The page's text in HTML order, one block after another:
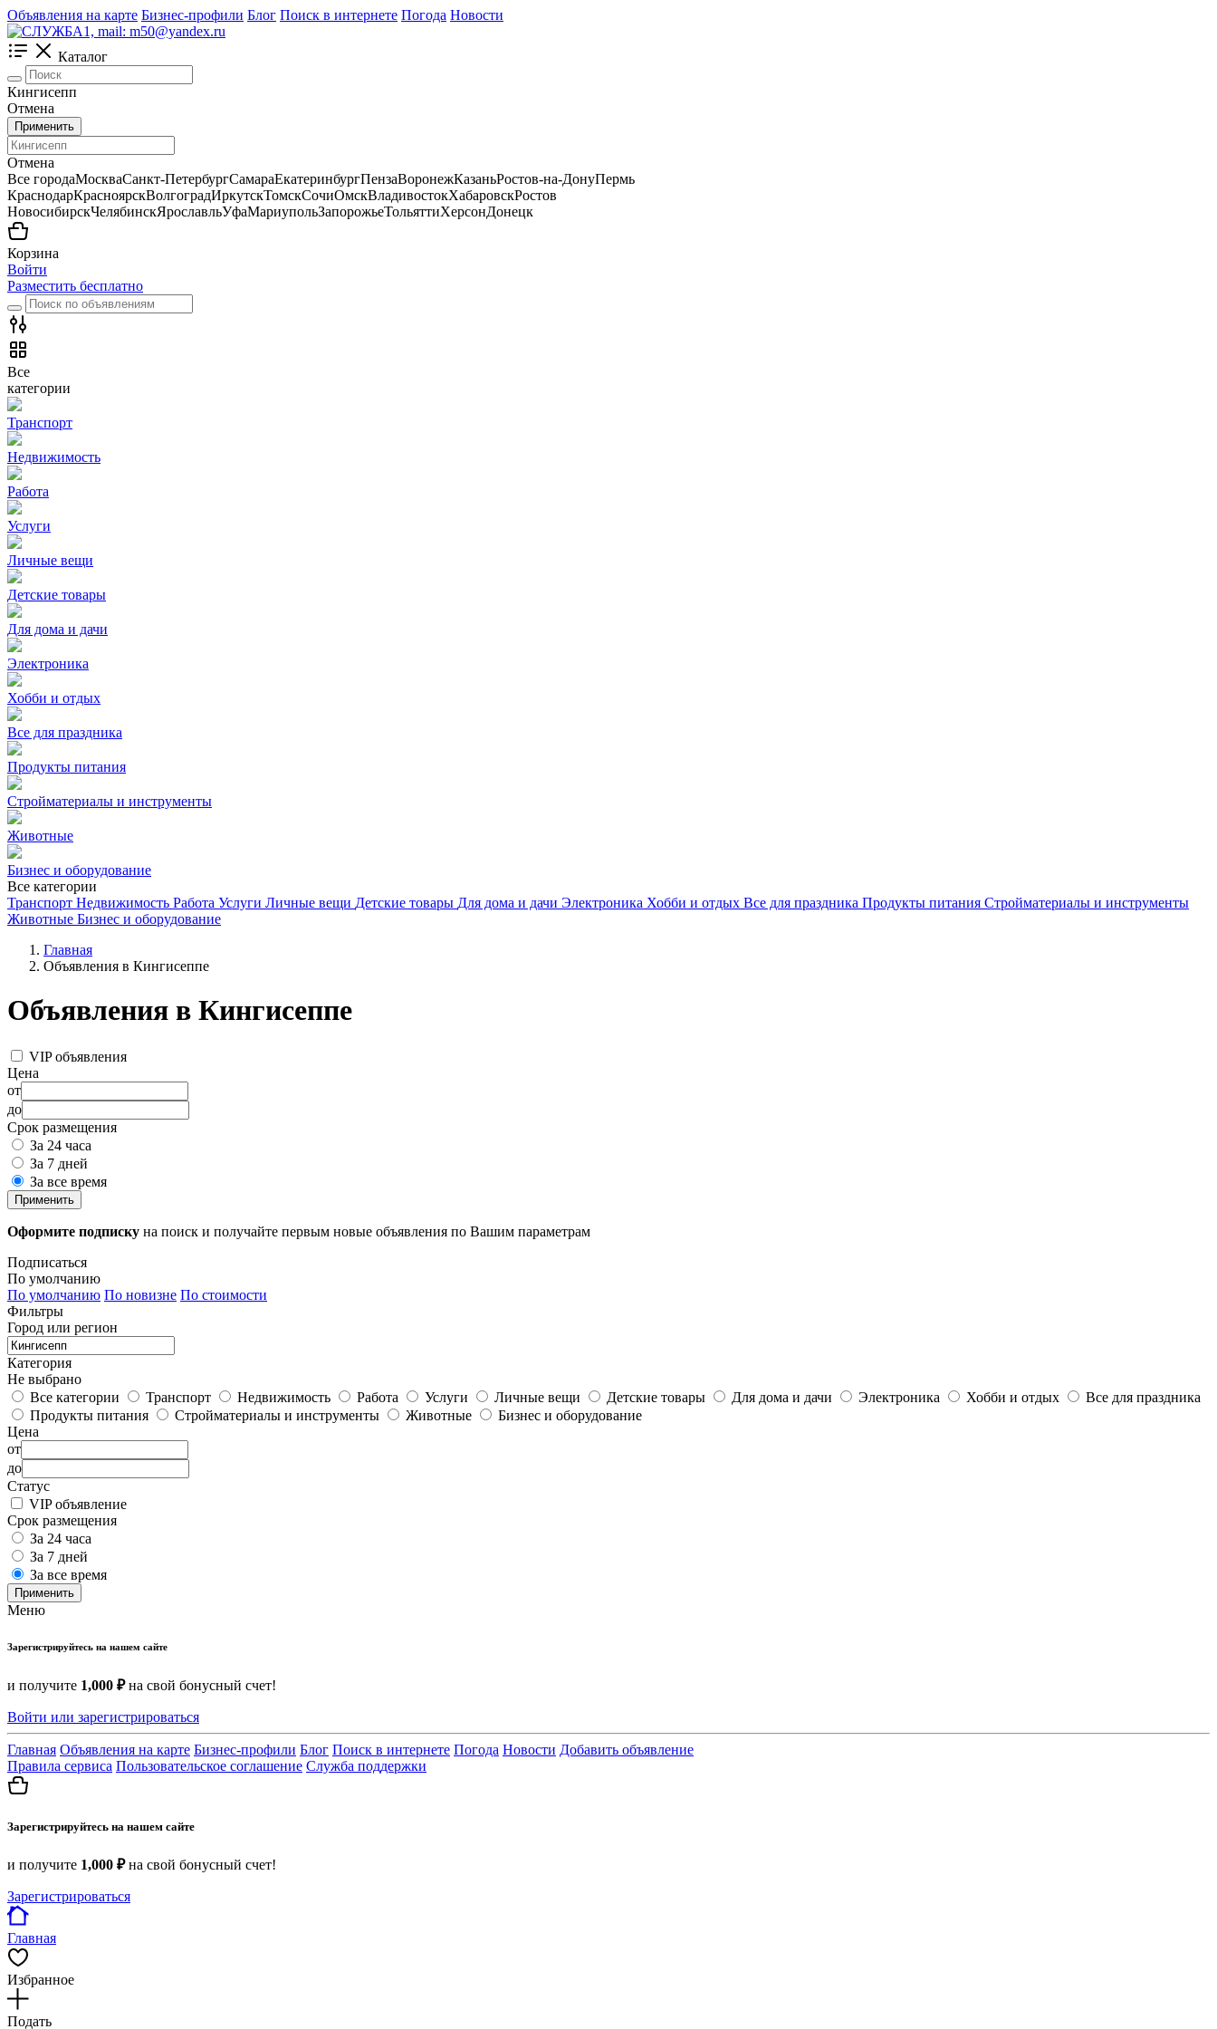
Объявления на карте Бизнес-профили Блог Поиск в интернете Погода Новости
Каталог
Кингисепп
Отмена
Применить
Отмена
Все городаМоскваСанкт-ПетербургСамараЕкатеринбургПензаВоронежКазаньРостов-на-ДонуПермь
КраснодарКрасноярскВолгоградИркутскТомскСочиОмскВладивостокХабаровскРостов
НовосибирскЧелябинскЯрославльУфаМариупольЗапорожьеТольяттиХерсонДонецк
Корзина
Войти
Разместить бесплатно
Все
категории
Транспорт
Недвижимость
Работа
Услуги
Личные вещи
Детские товары
Для дома и дачи
Электроника
Хобби и отдых
Все для праздника
Продукты питания
Стройматериалы и инструменты
Животные
Бизнес и оборудование
Все категории
Транспорт Недвижимость Работа Услуги Личные вещи Детские товары Для дома и дачи Электроника Хобби и отдых Все для праздника Продукты питания Стройматериалы и инструменты
Животные Бизнес и оборудование
Главная
Объявления в Кингисеппе
Объявления в Кингисеппе
VIP объявления
Цена
от
до
Срок размещения
За 24 часа
За 7 дней
За все время
Применить
Оформите подписку на поиск и получайте первым новые объявления по Вашим параметрам
Подписаться
По умолчанию
По умолчанию По новизне По стоимости
Фильтры
Город или регион
Категория
Не выбрано
Все категории
Транспорт Недвижимость Работа Услуги Личные вещи Детские товары Для дома и дачи Электроника Хобби и отдых
Все для праздника
Продукты питания
Стройматериалы и инструменты Животные
Бизнес и оборудование
Цена
от
до
Статус
VIP объявление
Срок размещения
За 24 часа
За 7 дней
За все время
Применить
Меню
Зарегистрируйтесь на нашем сайте
и получите 1,000 ₽на свой бонусный счет!
Войти или зарегистрироваться
Главная Объявления на карте Бизнес-профили Блог Поиск в интернете Погода Новости Добавить объявление
Правила сервиса Пользовательское соглашение Служба поддержки
Зарегистрируйтесь на нашем сайте
и получите 1,000 ₽на свой бонусный счет!
Зарегистрироваться
Главная
Избранное
Подать